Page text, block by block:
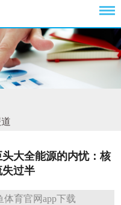
大全能源的内忧：核
过半
体育官网app下载